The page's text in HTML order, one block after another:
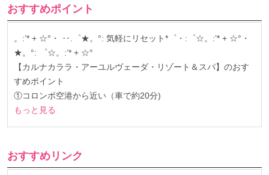
おすすめポイント
。:’* + ☆°・ ‥.゜★。°: 気軽にリセット*゜・:゜☆。:’* + ☆°・
★。°: ゜☆。:’* + ☆°
【カルナカララ・アーユルヴェーダ・リゾート＆スパ】のおす
すめポイント
①コロンボ空港から近い（車で約20分)
もっと見る
おすすめリンク